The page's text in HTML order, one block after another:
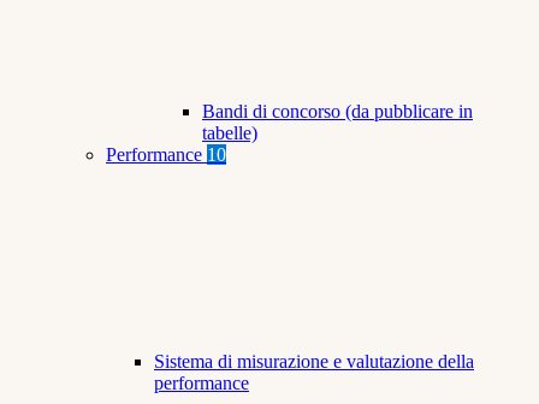
Bandi di concorso (da pubblicare in
tabelle)
Performance 10
Sistema di misurazione e valutazione della
performance